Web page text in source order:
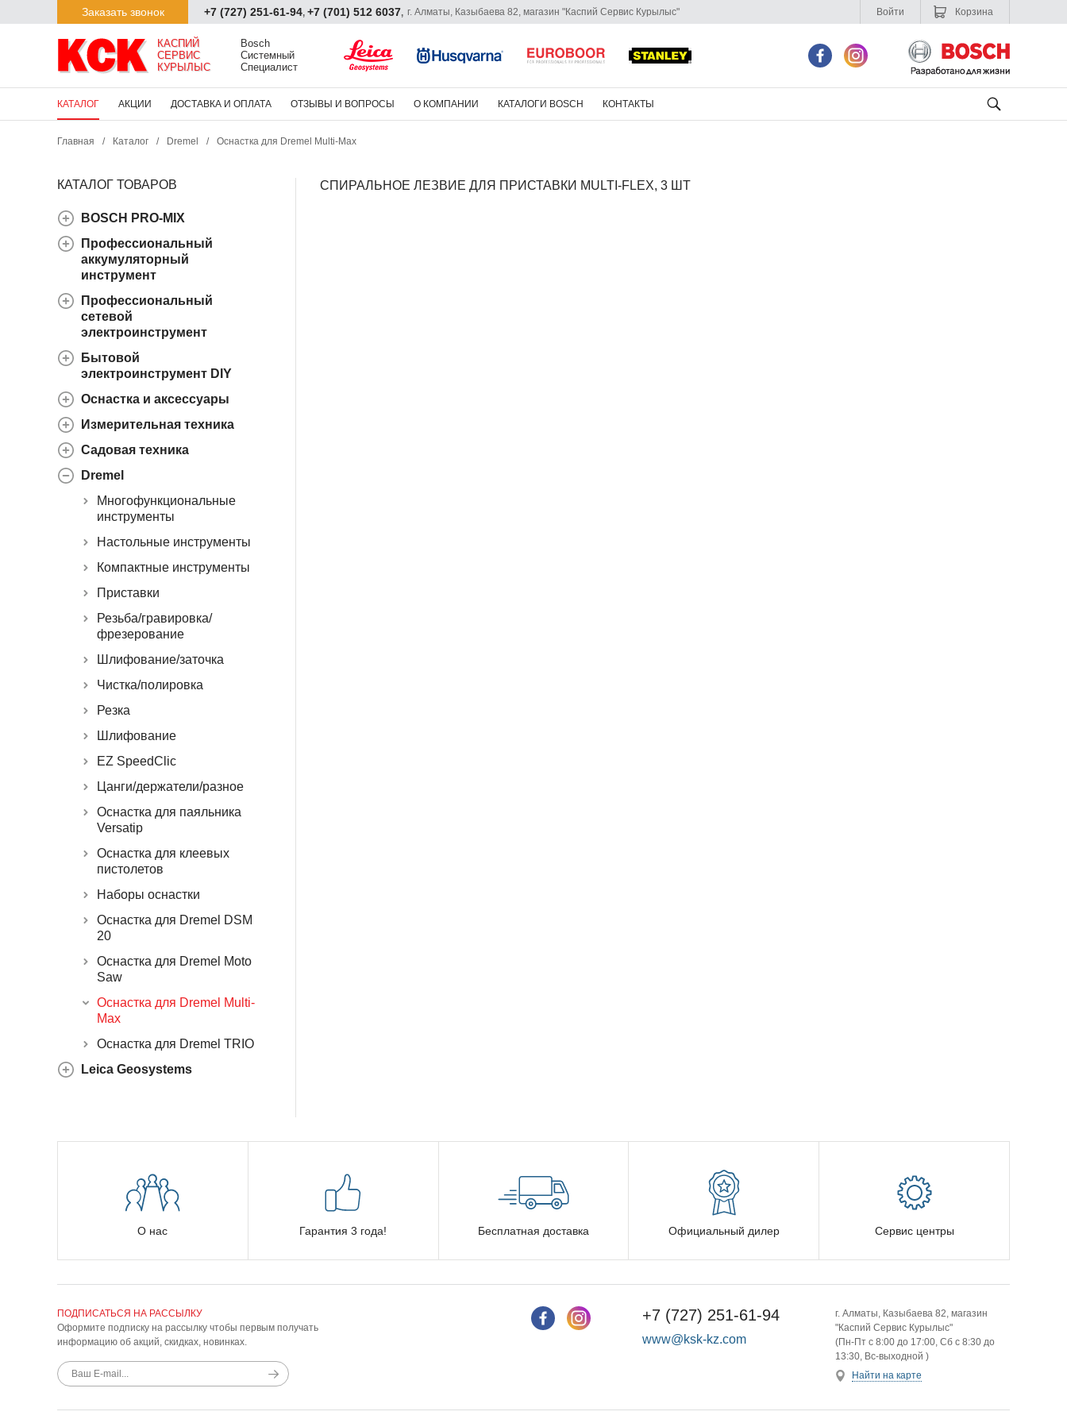
Заказать звонок +7 (727) 251-61-94, +7 (701) 512 6037, г. Алматы, Казыбаева 82, магазин "Каспий Сервис Курылыс" Корзина
Войти
КАСПИЙ
СЕРВИС
КУРЫЛЫС
Bosch
Системный
Специалист
КАТАЛОГ АКЦИИ ДОСТАВКА И ОПЛАТА ОТЗЫВЫ И ВОПРОСЫ О КОМПАНИИ КАТАЛОГИ BOSCH КОНТАКТЫ
Главная / Каталог / Dremel / Оснастка для Dremel Multi-Max
КАТАЛОГ ТОВАРОВ
BOSCH PRO-MIX
Профессиональный
аккумуляторный
инструмент
Профессиональный
сетевой
электроинструмент
Бытовой
электроинструмент DIY
Оснастка и аксессуары
Измерительная техника
Садовая техника
Dremel
Многофункциональные
инструменты
Настольные инструменты
Компактные инструменты
Приставки
Резьба/гравировка/
фрезерование
Шлифование/заточка
Чистка/полировка
Резка
Шлифование
EZ SpeedClic
Цанги/держатели/разное
Оснастка для паяльника
Versatip
Оснастка для клеевых
пистолетов
Наборы оснастки
Оснастка для Dremel DSM
20
Оснастка для Dremel Moto
Saw
Оснастка для Dremel Multi-
Max
Оснастка для Dremel TRIO
Leica Geosystems
СПИРАЛЬНОЕ ЛЕЗВИЕ ДЛЯ ПРИСТАВКИ MULTI-FLEX, 3 ШТ
О нас Гарантия 3 года! Бесплатная доставка Официальный дилер Сервис центры
ПОДПИСАТЬСЯ НА РАССЫЛКУ
Оформите подписку на рассылку чтобы первым получать
информацию об акций, скидках, новинках.
г. Алматы, Казыбаева 82, магазин
"Каспий Сервис Курылыс"
(Пн-Пт с 8:00 до 17:00, Сб с 8:30 до
13:30, Вс-выходной )
Найти на карте
+7 (727) 251-61-94
www@ksk-kz.com